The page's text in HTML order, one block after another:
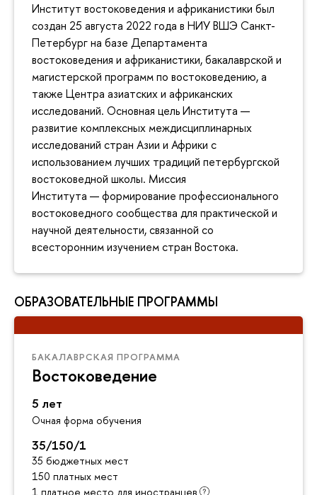
Институт востоковедения и африканистики был
создан 25 августа 2022 года в НИУ ВШЭ Санкт-
Петербург на базе Департамента
востоковедения и африканистики, бакалаврской и
магистерской программ по востоковедению, а
также Центра азиатских и африканских
исследований. Основная цель Института —
развитие комплексных междисциплинарных
исследований стран Азии и Африки с
использованием лучших традиций петербургской
востоковедной школы. Миссия
Института — формирование профессионального
востоковедного сообщества для практической и
научной деятельности, связанной со
всесторонним изучением стран Востока.
ОБРАЗОВАТЕЛЬНЫЕ ПРОГРАММЫ
БАКАЛАВРСКАЯ ПРОГРАММА
Востоковедение
5 лет
Очная форма обучения
35/150/1
35 бюджетных мест
150 платных мест
1 платное место для иностранцев